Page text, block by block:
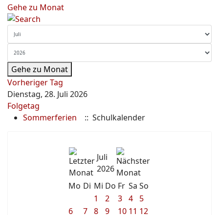
Gehe zu Monat
Gehe zu Monat
Vorheriger Tag
Dienstag, 28. Juli 2026
Folgetag
Sommerferien
:: Schulkalender
Juli
2026
Mo Di Mi Do Fr Sa So
1
2 3 4
5
6
7 8 9 10 11 12